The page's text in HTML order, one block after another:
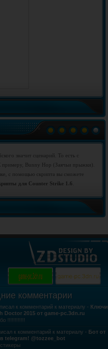
значит сценарий. То есть с
примеру, Bunny Hop (Заячьи прыжки).
с помощью скрипта вы сможете
для Counter Strike 1.6
комментарии
к комментарий к материалу - Ключи
Doctor 2015 от game-pc.3dn.ru
!!!!!!!!!!!!
к комментарий к материалу - Бот от
telegram! @tozzee_bot